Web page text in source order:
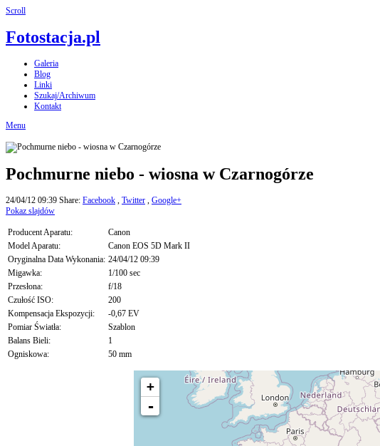
Scroll
Fotostacja.pl
Galeria
Blog
Linki
Szukaj/Archiwum
Kontakt
Menu
Pochmurne niebo - wiosna w Czarnogórze
24/04/12 09:39 Share: Facebook , Twitter , Google+
Pokaz slajdów
Producent Aparatu:
Canon
Model Aparatu:
Canon EOS 5D Mark II
Oryginalna Data Wykonania: 24/04/12 09:39
Migawka:
1/100 sec
Przesłona:
f/18
Czułość ISO:
200
Kompensacja Ekspozycji:
-0,67 EV
Pomiar Światła:
Szablon
Balans Bieli:
1
Ogniskowa:
50 mm
+
-